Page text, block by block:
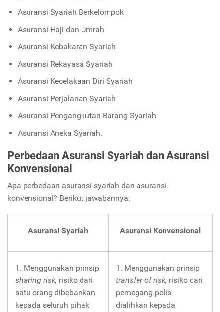
Asuransi Syariah Berkelompok
Asuransi Haji dan Umrah
Asuransi Kebakaran Syariah
Asuransi Rekayasa Syariah
Asuransi Kecelakaan Diri Syariah
Asuransi Perjalanan Syariah
Asuransi Pengangkutan Barang Syariah
Asuransi Aneka Syariah.
Perbedaan Asuransi Syariah dan Asuransi
Konvensional
Apa perbedaan asuransi syariah dan asuransi
konvensional? Berikut jawabannya:
Asuransi Syariah Asuransi Konvensional
1. Menggunakan prinsip
sharing risk, risiko dari
satu orang dibebankan
kepada seluruh pihak
1. Menggunakan prinsip
transfer of risk, risiko dari
pemegang polis
dialihkan kepada